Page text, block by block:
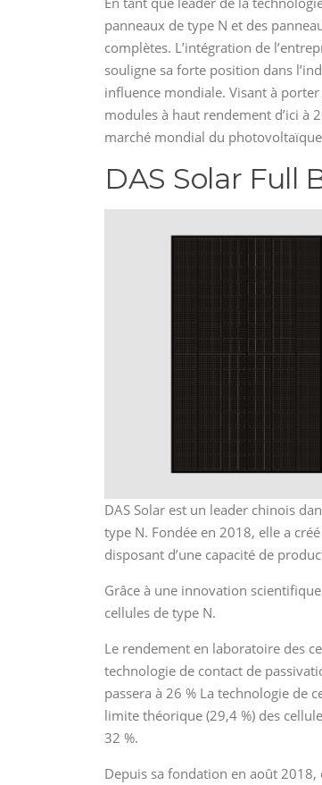
panneaux de type N et des
complètes. L’intégration de
souligne sa forte position dans
influence mondiale. Visant à
modules à haut rendement d’ici à
marché mondial du
DAS Solar Full
DAS Solar est un leader chinois
type N. Fondée en 2018, elle a
disposant d’une capacité de
Grâce à une innovation
cellules de type N.
Le rendement en laboratoire des
technologie de contact de
passera à 26 % La technologie
limite théorique (29,4 %) des
32 %.
Depuis sa fondation en août